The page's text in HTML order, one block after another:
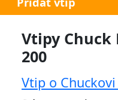
Vtipy Chuck
200
Vtip o Chuckovi